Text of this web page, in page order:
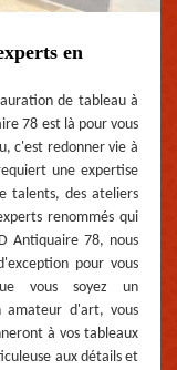
en
de tableau à
78 est là pour vous
c'est redonner vie à
une expertise
talents, des ateliers
renommés qui
Antiquaire 78, nous
pour vous
vous soyez un
amateur d'art, vous
à vos tableaux
aux détails et